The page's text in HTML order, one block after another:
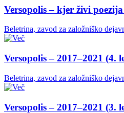
Versopolis – kjer živi
Beletrina, zavod za založniško
Versopolis – 2017–2021 (4.
Beletrina, zavod za založniško
Versopolis – 2017–2021 (3.